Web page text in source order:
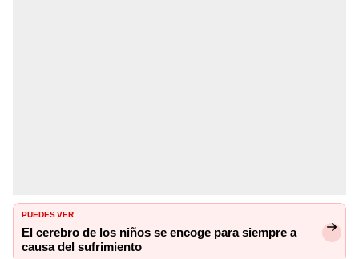
PUEDES VER
El cerebro de los niños se encoge para siempre a
causa del sufrimiento